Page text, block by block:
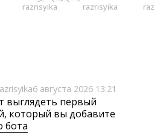
razrisyika razrisyika
6 августа 2026 13:21
выглядеть первый
который вы добавите
бота